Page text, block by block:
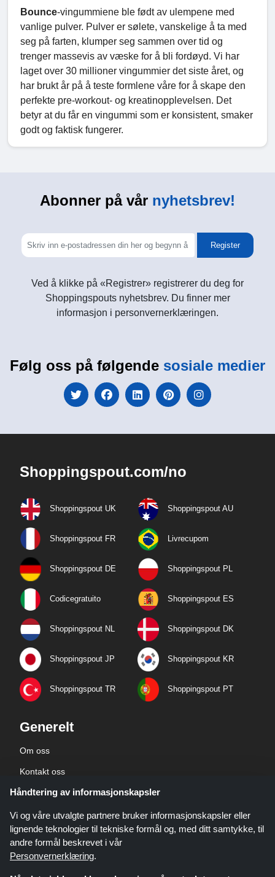
Bounce-vingummiene ble født av ulempene med
vanlige pulver. Pulver er sølete, vanskelige å ta med
seg på farten, klumper seg sammen over tid og
trenger massevis av væske for å bli fordøyd. Vi har
laget over 30 millioner vingummier det siste året, og
har brukt år på å teste formlene våre for å skape den
perfekte pre-workout- og kreatinopplevelsen. Det
betyr at du får en vingummi som er konsistent, smaker
godt og faktisk fungerer.
Abonner på vår nyhetsbrev!
Register
Ved å klikke på «Registrer» registrerer du deg for
Shoppingspouts nyhetsbrev. Du finner mer
informasjon i personvernerklæringen.
Følg oss på følgende sosiale medier
Shoppingspout.com/no
Shoppingspout UK Shoppingspout AU
Shoppingspout FR Livrecupom
Shoppingspout DE Shoppingspout PL
Codicegratuito Shoppingspout ES
Shoppingspout NL Shoppingspout DK
Shoppingspout JP Shoppingspout KR
Shoppingspout TR Shoppingspout PT
Generelt
Om oss
Kontakt oss
Bedriftsinformasjon
personvernerklæring
Håndtering av informasjonskapsler
Vi og våre utvalgte partnere bruker informasjonskapsler eller
lignende teknologier til tekniske formål og, med ditt samtykke, til
andre formål beskrevet i vår
Personvernerklæring.